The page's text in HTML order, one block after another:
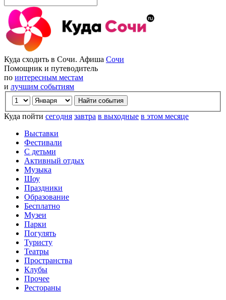
Куда сходить в Сочи. Афиша Сочи
Помощник и путеводитель
по интересным местам
и лучшим событиям
Куда пойти сегодня завтра в выходные в этом месяце
Выставки
Фестивали
С детьми
Активный отдых
Музыка
Шоу
Праздники
Образование
Бесплатно
Музеи
Парки
Погулять
Туристу
Театры
Пространства
Клубы
Прочее
Рестораны